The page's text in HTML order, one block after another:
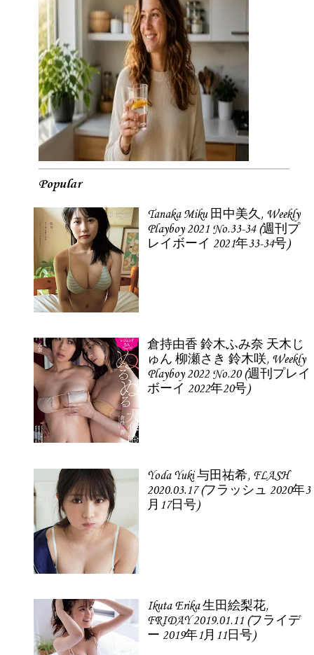
Popular
Tanaka Miku 田中美久, Weekly
Playboy 2021 No.33-34 (週刊プ
レイボーイ 2021年33-34号)
倉持由香 鈴木ふみ奈 天木じ
ゅん 柳瀬さき 鈴木咲, Weekly
Playboy 2022 No.20 (週刊プレイ
ボーイ 2022年20号)
Yoda Yuki 与田祐希, FLASH
2020.03.17 (フラッシュ 2020年3
月17日号)
Ikuta Erika 生田絵梨花,
FRIDAY 2019.01.11 (フライデ
ー 2019年1月11日号)